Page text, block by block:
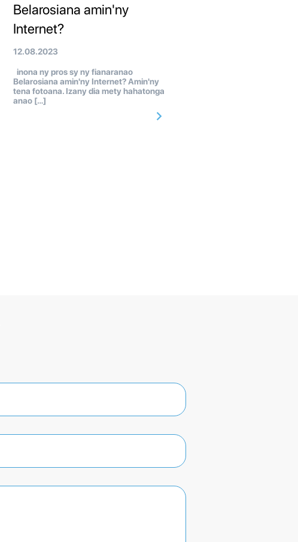
Belarosiana amin'ny
Internet?
12.08.2023
inona ny pros sy ny fianaranao
Belarosiana amin'ny Internet? Amin'ny
tena fotoana. Izany dia mety hahatonga
anao […]